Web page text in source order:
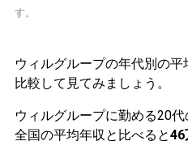
す。
ウィルグループの年代別の
比較して見てみましょう。
ウィルグループに勤める20
全国の平均年収と比べると46